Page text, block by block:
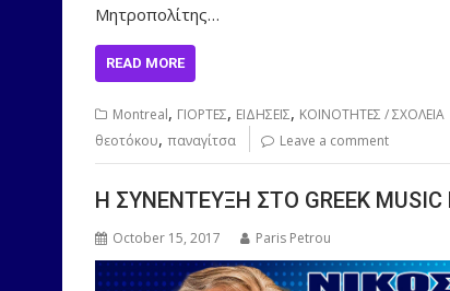
Μητροπολίτης…
READ MORE
Montreal, ΓΙΟΡΤΕΣ, ΕΙΔΗΣΕΙΣ, ΚΟΙΝΟΤΗΤΕΣ / ΣΧΟΛΕΙΑ
θεοτόκου, παναγίτσα Leave a comment
Η ΣΥΝΕΝΤΕΥΞΗ ΣΤΟ GREEK MUSIC
October 15, 2017 Paris Petrou